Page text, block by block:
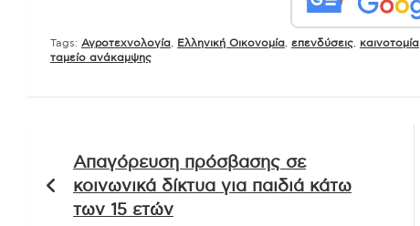
Tags: Αγροτεχνολογία Ελληνική Οικονομία επενδύσεις καινοτομία
ταμείο ανάκαμψης
άρθρων
Απαγόρευση πρόσβασης σε
κοινωνικά δίκτυα για παιδιά κάτω
των 15 ετών